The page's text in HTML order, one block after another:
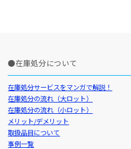
在庫処分について
在庫処分サービスをマンガで解説！
在庫処分の流れ（大ロット）
在庫処分の流れ（小ロット）
メリット/デメリット
取扱品目について
事例一覧